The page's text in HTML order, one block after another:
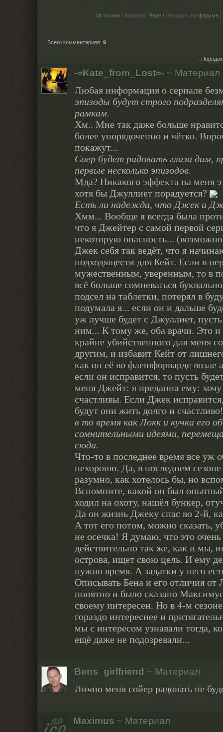
Источник | перевод: Rage | обсудить на форуме |
Всего комментариев: 9
-=Kate_from_Lost=- ~ Материал
Любая информация о сериале
эпизоды будут строго
рамкам.
Хм.. Мне так даже больше
более упорядоченно и чётко.
покажут...
Соер будет радовать глаза дам,
первые несколько эпизодов.
Мда? Никакого эффекта на меня
хотя бы Джуллиет порадуется?
Есть ли надежда, что Джек и
Хмм... Вообще я всегда была
что я Джейтер с самой первой
некоторую опасность...
Джек себя так ведёт, что я
подходящести для Кейт. Если в
мужественным, уверенным, то в
всё больше сомневаться
подсел на таблетки, потерял в
подумала я... если он и дальше
уж лучше будет с Джуллиет,
ним... К тому же, оба врачи. Это
крайне убийственного для меня
другим, и избавит Кейт от
как он её во флешфорварде возле
если он исправится, то пусть
меня Джейт: я преданна ему:
счастливы. Если Джек
будут они жить долго и
в то время как Локк и кучка его
сомнительными идеями,
сюда.
Что-то в последнее время все уж
нехорошо. Да, в последнем
разумно, как хотелось бы, но
Вспомните, какой он был
ходил на охоту, нашёл бункер,
Да он жизнь Джеку спас во 2-й,
А тот его потом, можно сказать,
не осечка! Я думаю, что это
действительно так же, как и мы,
острова, ищет свою цель. И ему
нужно время. А задатки у него
Описывать Бена и его отличия от
понятно и было сказано
своему интересен. Но в 4-м
гораздо интереснее и
мы с интересом узнавали тогда,
ещё даже не подозревали...
Bens_girlfriend ~ Материал
Лично меня сойер радовать не
Maximus ~ Материал